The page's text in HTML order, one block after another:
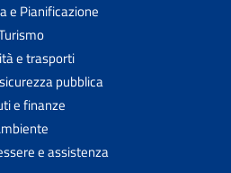
e Pianificazione
e trasporti
pubblica
e finanze
e assistenza